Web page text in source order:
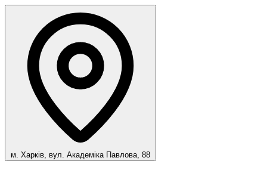
м. Харків, вул. Академіка Павлова, 88